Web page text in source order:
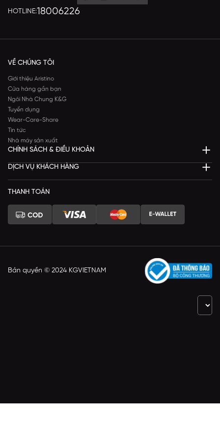
HOTLINE:18006226
VỀ CHÚNG TÔI
Giới thiệu Aristino
Cửa hàng gần bạn
Ngôi Nhà Chung K&G
Tuyển dụng
Wear-Care-Share
Tin tức
Nhà máy sản xuất
CHÍNH SÁCH & ĐIỀU KHOẢN
DỊCH VỤ KHÁCH HÀNG
THANH TOÁN
Bản quyền © 2024 KGVIETNAM